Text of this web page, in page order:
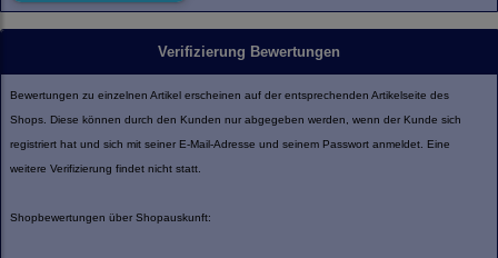
Verifizierung Bewertungen
Bewertungen zu einzelnen Artikel erscheinen auf der entsprechenden Artikelseite des
Shops. Diese können durch den Kunden nur abgegeben werden, wenn der Kunde sich
registriert hat und sich mit seiner E-Mail-Adresse und seinem Passwort anmeldet. Eine
weitere Verifizierung findet nicht statt.
Shopbewertungen über Shopauskunft: